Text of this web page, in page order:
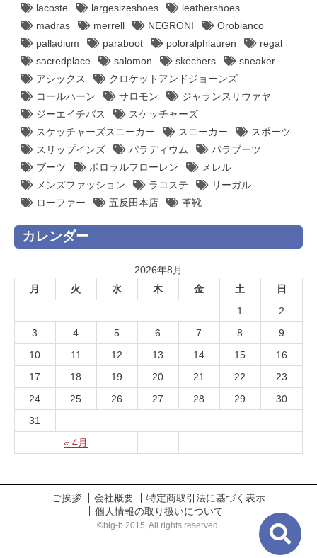
lacoste
largesizeshoes
leathershoes
madras
merrell NEGRONI
Orobianco
palladium
paraboot poloralphlauren
regal
sacredplace
salomon skechers
sneaker
アシックス
クロケットアンドジョーンズ
コールハーン
サロモン
ジャランスリウァヤ
ジーエイチバス
スケッチャーズ
スケッチャーズスニーカー
スニーカー
スポーツ
スリップインズ
パラディウム
パラブーツ
ブーツ
ポロラルフローレン
メレル
メンズファッション
ラコステ
リーガル
ローファー
五反田本店 革靴
カレンダー
2026年8月
月
火 水 木 金 土 日
« 4月
1
2
3
4 5 6 7 8
9
10
11 12 13 14 15
16
17
18 19 20 21 22
23
24
25 26 27 28 29
30
31
ご挨拶 会社概要
特定商取引法に基づく表示
個人情報の取り扱いについて
©big-b 2015, All rights reserved.